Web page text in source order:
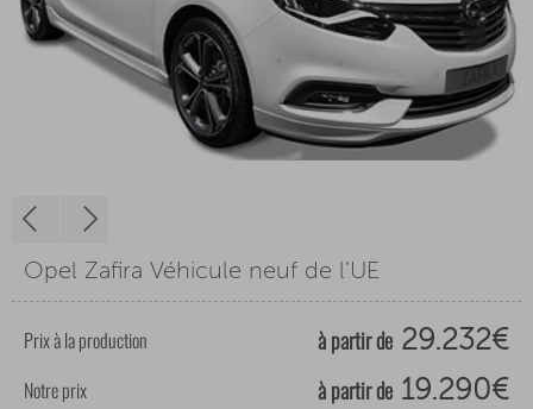
Opel Zafira Véhicule neuf de l'UE
Prix à la production à partir de 29.232€
Notre prix à partir de 19.290€